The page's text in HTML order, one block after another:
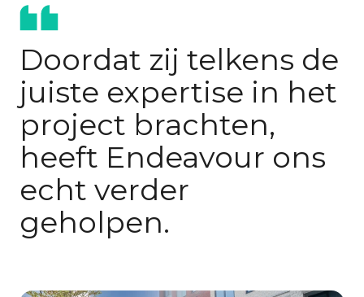
Doordat zij telkens de
juiste expertise in het
project brachten,
heeft Endeavour ons
echt verder
geholpen.